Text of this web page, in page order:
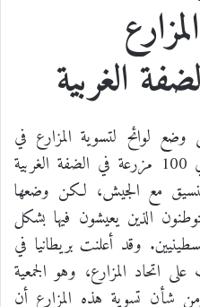
الغربية
لوائح لتسوية المزارع في
الضفة الغربية. حالياً يوجد حوالي 100 مزرعة في الضفة الغربية
مع الجيش، لكن وضعها
الذين يعيشون فيها بشكل
وقد أعلنت بريطانيا في
المزارع، وهو الجمعية
شأن تسوية هذه المزارع أن